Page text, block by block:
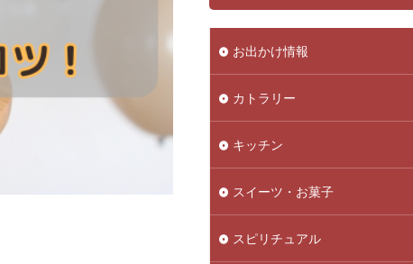
お出かけ情報
カトラリー
キッチン
スイーツ・お菓子
スピリチュアル